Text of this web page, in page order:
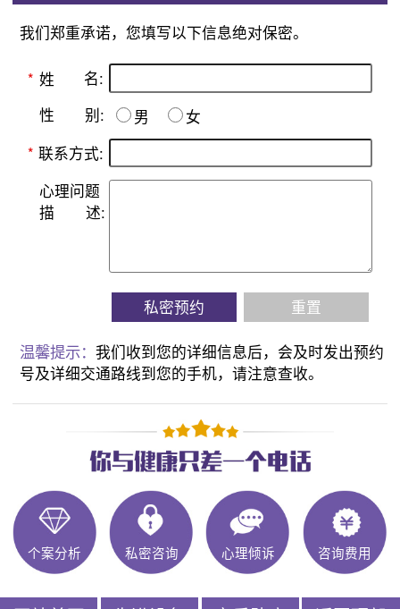
我们郑重承诺，您填写以下信息绝对保密。
* 姓 名:
性 别: 男
女
* 联系方式:
心理问题
描
述:
私密预约 重置
温馨提示：我们收到您的详细信息后，会及时发出预约
号及详细交通路线到您的手机，请注意查收。
个案分析 私密咨询 心理倾诉 咨询费用